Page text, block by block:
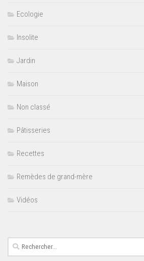
Ecologie
Insolite
Jardin
Maison
Non classé
Pâtisseries
Recettes
Remèdes de grand-mère
Vidéos
Rechercher :